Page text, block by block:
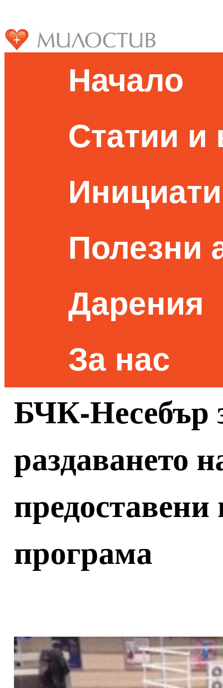
Начало
Статии и
Полезни
Дарения
За нас
БЧК-Несебър
раздаването
програма